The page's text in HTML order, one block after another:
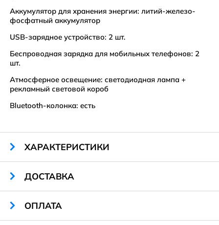
Аккумулятор для хранения энергии: литий-железо-
фосфатный аккумулятор
USB-зарядное устройство: 2 шт.
Беспроводная зарядка для мобильных телефонов: 2
шт.
Атмосферное освещение: светодиодная лампа +
рекламный световой короб
Bluetooth-колонка: есть
ХАРАКТЕРИСТИКИ
Вес:
Контроллер:
МРРТ
ДОСТАВКА
Санкт-Петербург и Ленинградская область
ОПЛАТА